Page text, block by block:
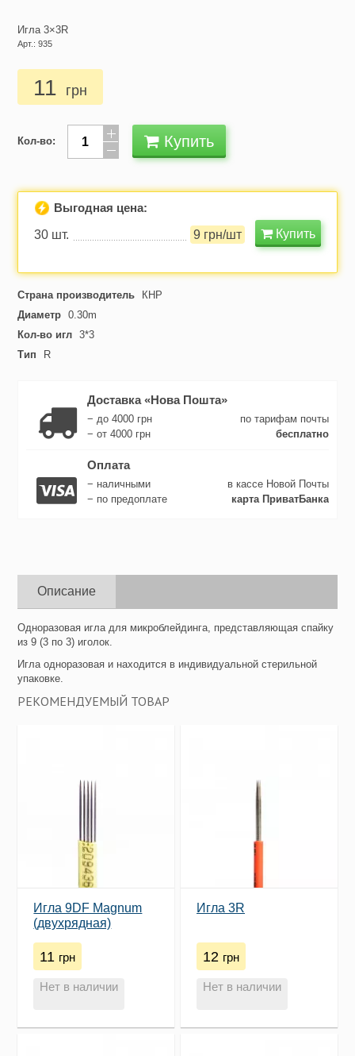
Игла 3×3R
Арт.: 935
11 грн
Кол-во: Купить
Выгодная цена:
30 шт.
9 грн/шт Купить
Страна производитель
КНР
Диаметр 0.30m
Кол-во игл 3*3
Тип
R
Доставка «Нова Пошта»
− до 4000 грн
по тарифам почты
− от 4000 грн
бесплатно
Оплата
− наличными
в кассе Новой Почты
− по предоплате
карта ПриватБанка
Описание
Одноразовая игла для микроблейдинга, представляющая спайку
из 9 (3 по 3) иголок.
Игла одноразовая и находится в индивидуальной стерильной
упаковке.
РЕКОМЕНДУЕМЫЙ ТОВАР
Игла 9DF Magnum
(двухрядная)
11 грн
Нет в наличии
Игла 3R
12 грн
Нет в наличии